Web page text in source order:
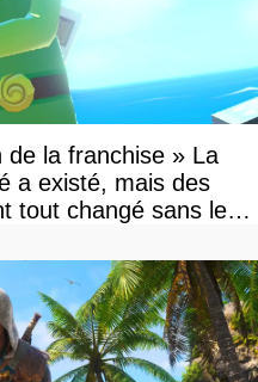
de la franchise » La
a existé, mais des
tout changé sans le